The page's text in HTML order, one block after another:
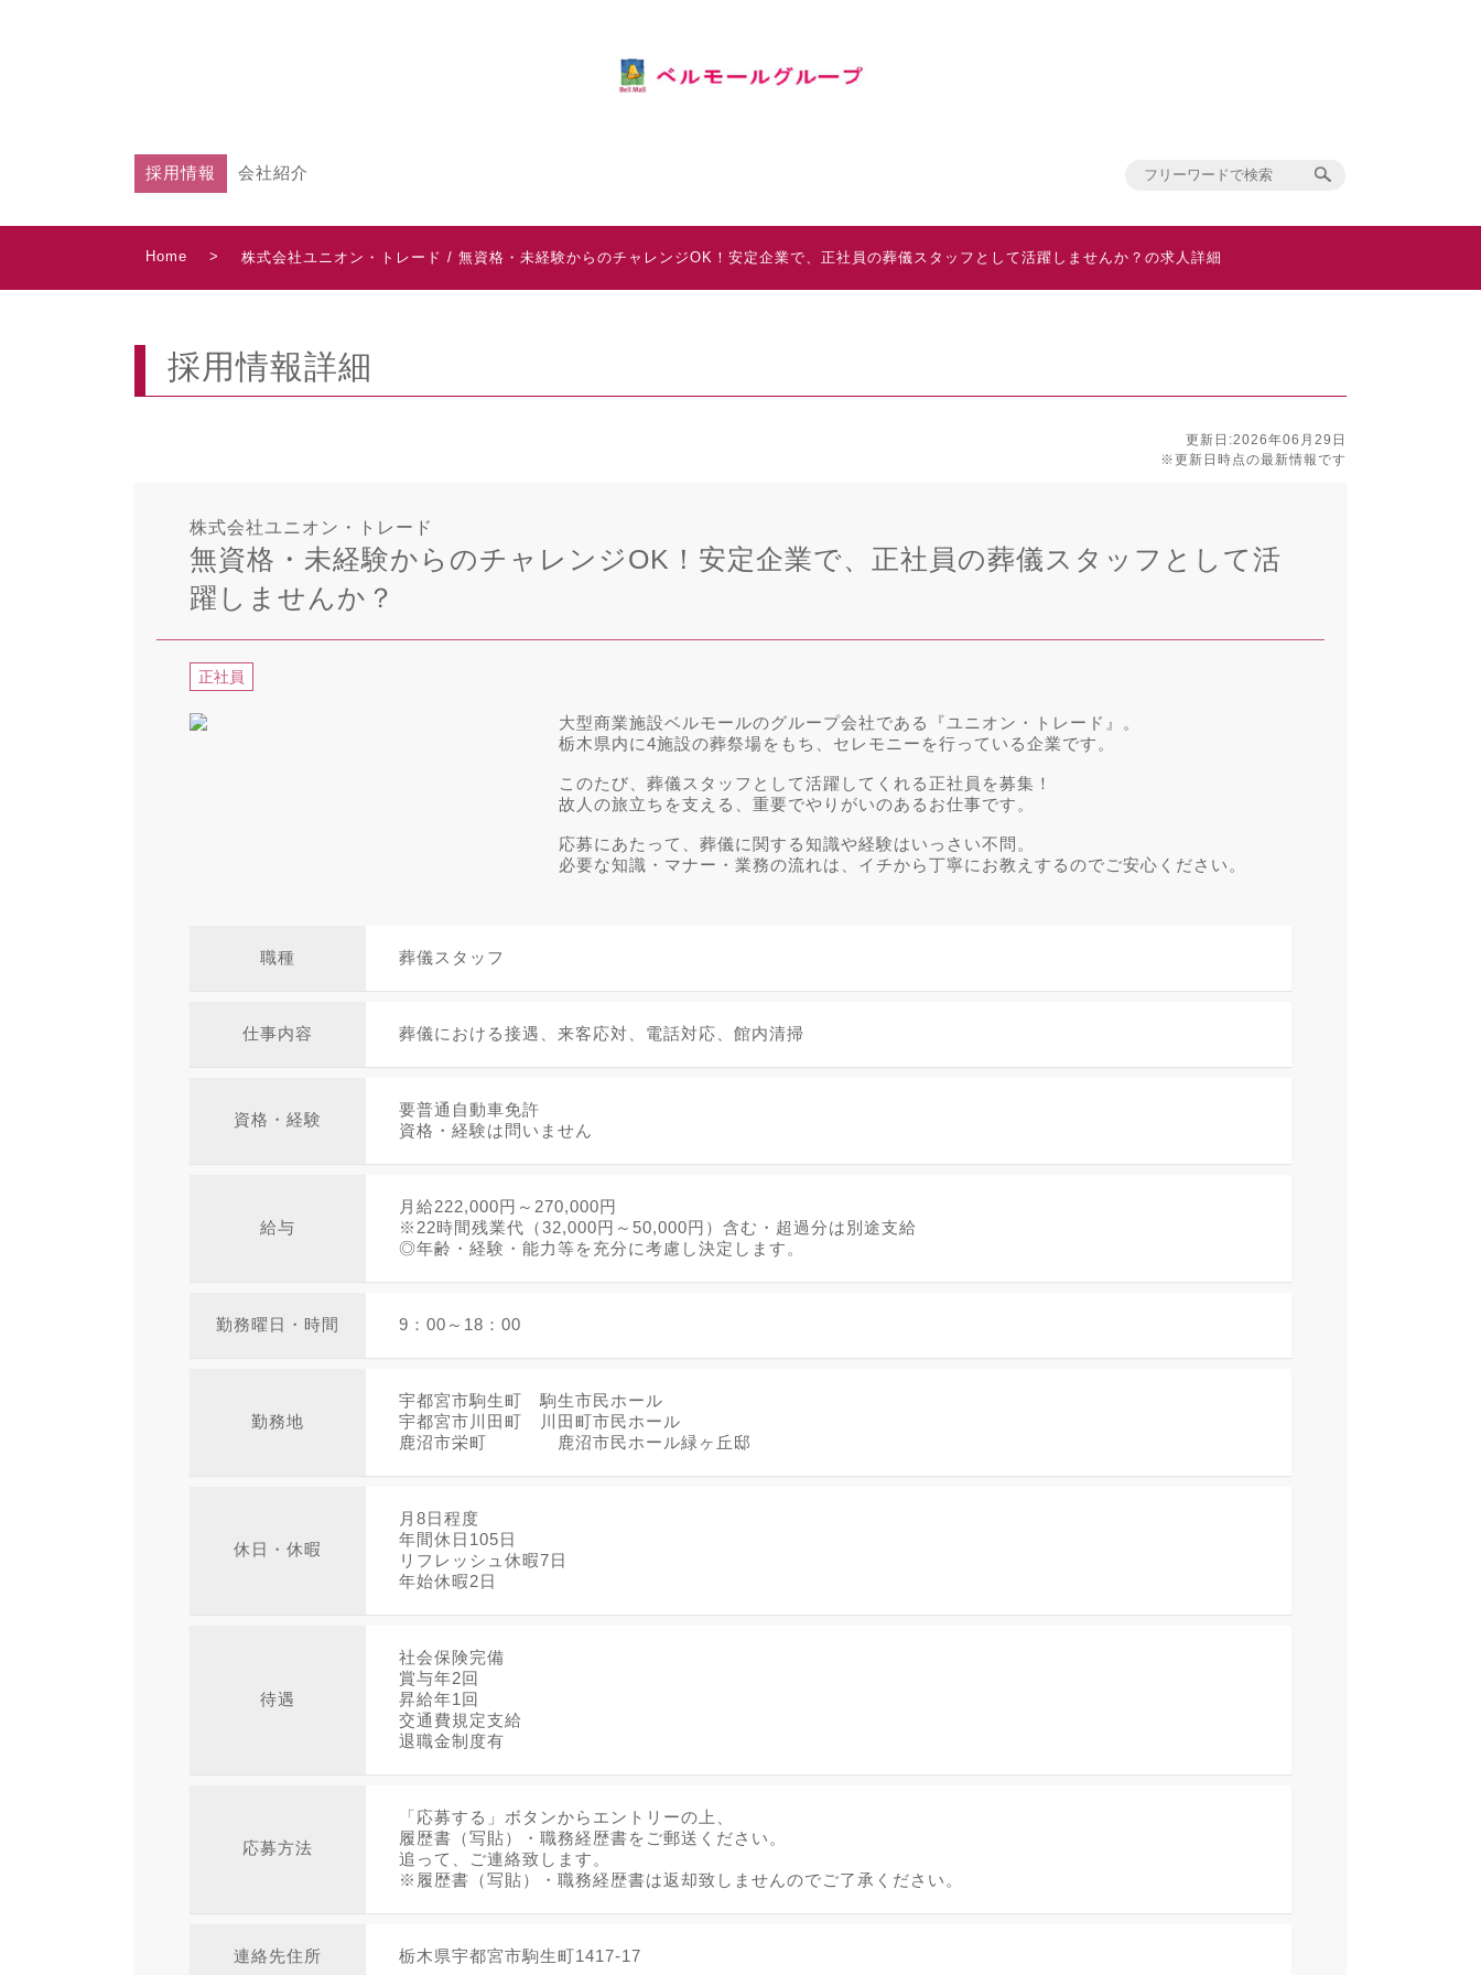
採用情報 会社紹介
Home > 株式会社ユニオン・トレード / 無資格・未経験からのチャレンジOK！安定企業で、正社員の葬儀スタッフとして活躍しませんか？の求人詳細
採用情報詳細
更新日:2026年06月29日
※更新日時点の最新情報です
株式会社ユニオン・トレード
無資格・未経験からのチャレンジOK！安定企業で、正社員の葬儀スタッフとして活
躍しませんか？
正社員
大型商業施設ベルモールのグループ会社である『ユニオン・トレード』。
栃木県内に4施設の葬祭場をもち、セレモニーを行っている企業です。
このたび、葬儀スタッフとして活躍してくれる正社員を募集！
故人の旅立ちを支える、重要でやりがいのあるお仕事です。
応募にあたって、葬儀に関する知識や経験はいっさい不問。
必要な知識・マナー・業務の流れは、イチから丁寧にお教えするのでご安心ください。
職種 葬儀スタッフ
仕事内容 葬儀における接遇、来客応対、電話対応、館内清掃
資格・経験
要普通自動車免許
資格・経験は問いません
給与
月給222,000円～270,000円
※22時間残業代（32,000円～50,000円）含む・超過分は別途支給
◎年齢・経験・能力等を充分に考慮し決定します。
勤務曜日・時間 9：00～18：00
勤務地
宇都宮市駒生町 駒生市民ホール
宇都宮市川田町 川田町市民ホール
鹿沼市栄町 鹿沼市民ホール緑ヶ丘邸
休日・休暇
月8日程度
年間休日105日
リフレッシュ休暇7日
年始休暇2日
待遇
社会保険完備
賞与年2回
昇給年1回
交通費規定支給
退職金制度有
応募方法
「応募する」ボタンからエントリーの上、
履歴書（写貼）・職務経歴書をご郵送ください。
追って、ご連絡致します。
※履歴書（写貼）・職務経歴書は返却致しませんのでご了承ください。
連絡先住所 栃木県宇都宮市駒生町1417-17